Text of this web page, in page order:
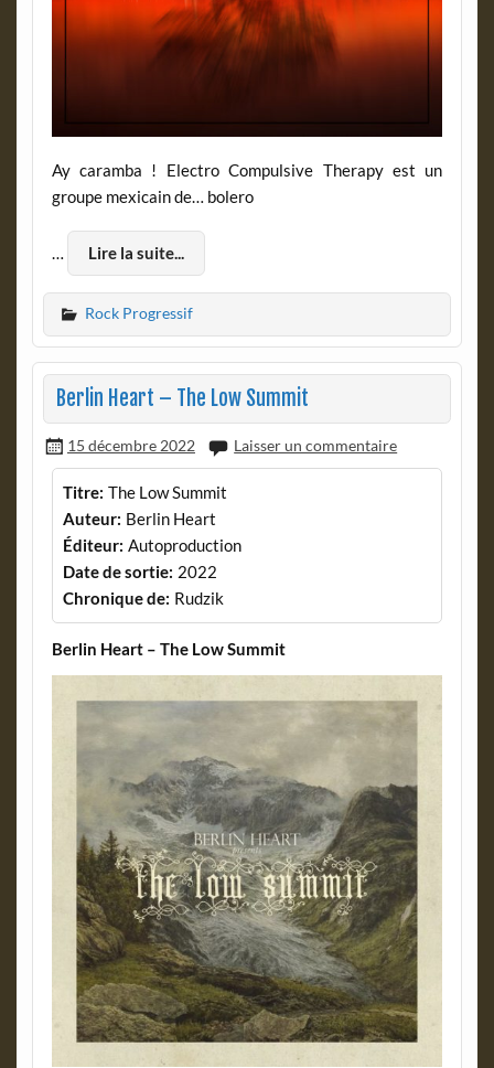
Ay caramba ! Electro Compulsive Therapy est un
groupe mexicain de… bolero
… Lire la suite...
Rock Progressif
Berlin Heart – The Low Summit
15 décembre 2022 Laisser un commentaire
Titre: The Low Summit
Auteur: Berlin Heart
Éditeur: Autoproduction
Date de sortie: 2022
Chronique de: Rudzik
Berlin Heart – The Low Summit